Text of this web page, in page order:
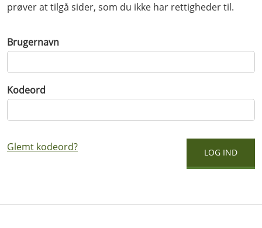
prøver at tilgå sider, som du ikke har rettigheder til.
Brugernavn
Kodeord
Glemt kodeord?